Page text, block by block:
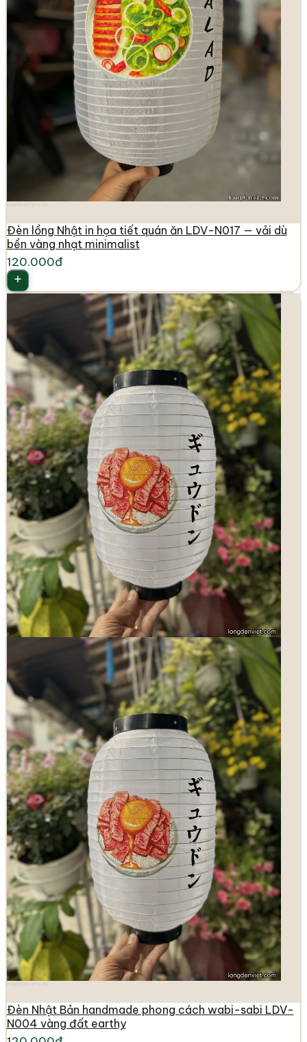
Đèn lồng Nhật in họa tiết quán ăn LDV-N017 — vải dù
bền vàng nhạt minimalist
120.000đ
Đèn Nhật Bản handmade phong cách wabi-sabi LDV-
N004 vàng đất earthy